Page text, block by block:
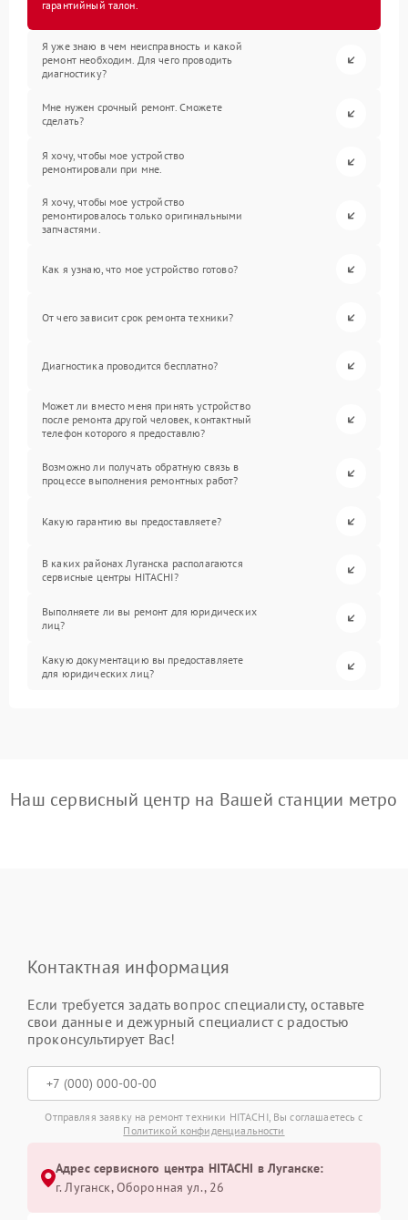
гарантийный талон.
Я уже знаю в чем неисправность и какой
ремонт необходим. Для чего проводить
диагностику?
Мне нужен срочный ремонт. Сможете
сделать?
Я хочу, чтобы мое устройство
ремонтировали при мне.
Я хочу, чтобы мое устройство
ремонтировалось только оригинальными
запчастями.
Как я узнаю, что мое устройство готово?
От чего зависит срок ремонта техники?
Диагностика проводится бесплатно?
Может ли вместо меня принять устройство
после ремонта другой человек, контактный
телефон которого я предоставлю?
Возможно ли получать обратную связь в
процессе выполнения ремонтных работ?
Какую гарантию вы предоставляете?
В каких районах Луганска располагаются
сервисные центры HITACHI?
Выполняете ли вы ремонт для юридических
лиц?
Какую документацию вы предоставляете
для юридических лиц?
Наш сервисный центр на Вашей станции метро
Контактная информация
Если требуется задать вопрос специалисту, оставьте
свои данные и дежурный специалист с радостью
проконсультирует Вас!
Отправляя заявку на ремонт техники HITACHI, Вы соглашаетесь с
Политикой конфиденциальности
Адрес сервисного центра HITACHI в Луганске:
г. Луганск, Оборонная ул., 26